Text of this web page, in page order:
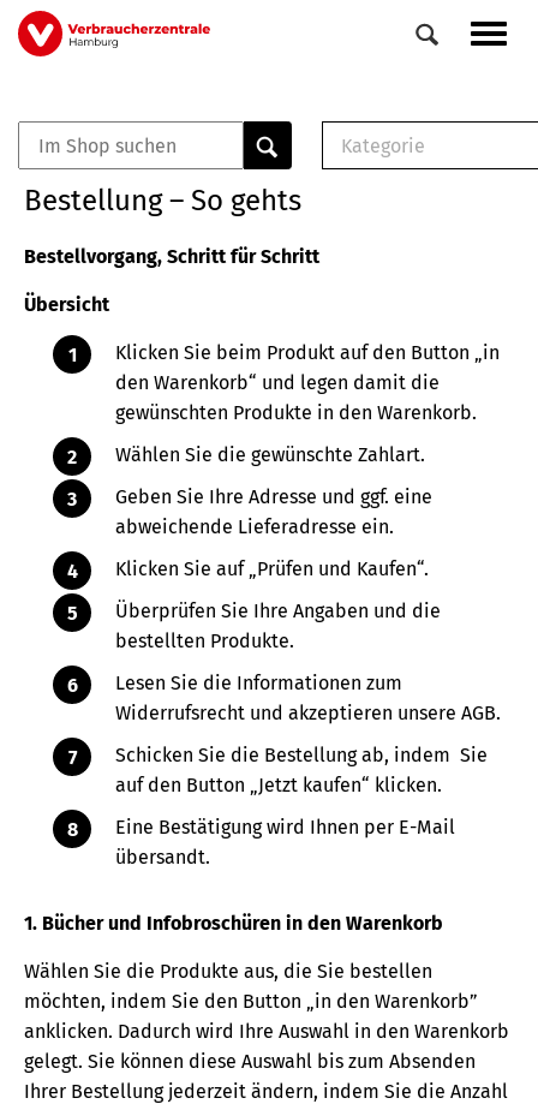
Direkt
zum
Veranstaltungen
0
Elemente
Kategorie
Buch
Bestellung – So gehts
Bestellvorgang, Schritt für Schritt
Übersicht
Klicken Sie beim Produkt auf den Button „in
den Warenkorb“ und legen damit die
gewünschten Produkte in den Warenkorb.
Wählen Sie die gewünschte Zahlart.
Geben Sie Ihre Adresse und ggf. eine
abweichende Lieferadresse ein.
Klicken Sie auf „Prüfen und Kaufen“.
Überprüfen Sie Ihre Angaben und die
bestellten Produkte.
Lesen Sie die Informationen zum
Widerrufsrecht und akzeptieren unsere AGB.
Schicken Sie die Bestellung ab, indem Sie
auf den Button „Jetzt kaufen“ klicken.
Eine Bestätigung wird Ihnen per E-Mail
übersandt.
1. Bücher und Infobroschüren in den Warenkorb
Wählen Sie die Produkte aus, die Sie bestellen
möchten, indem Sie den Button „in den Warenkorb”
anklicken. Dadurch wird Ihre Auswahl in den Warenkorb
gelegt. Sie können diese Auswahl bis zum Absenden
Ihrer Bestellung jederzeit ändern, indem Sie die Anzahl